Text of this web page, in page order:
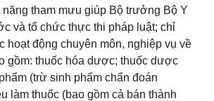
tham mưu giúp Bộ trưởng Bộ Y
và tổ chức thực thi pháp luật; chỉ
hoạt động chuyên môn, nghiệp vụ về
gồm: thuốc hóa dược; thuốc dược
(trừ sinh phẩm chẩn đoán
làm thuốc (bao gồm cả bán thành